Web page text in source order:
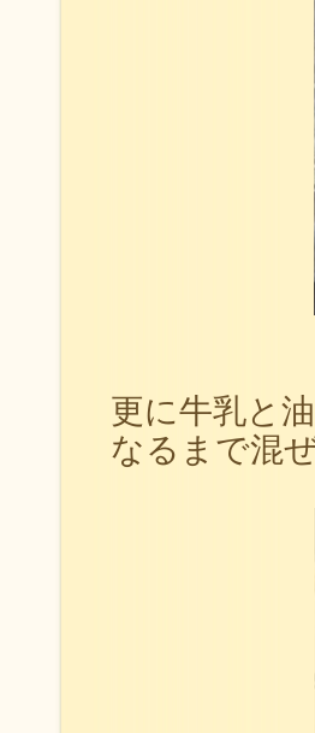
更に牛乳と
なるまで混ぜ